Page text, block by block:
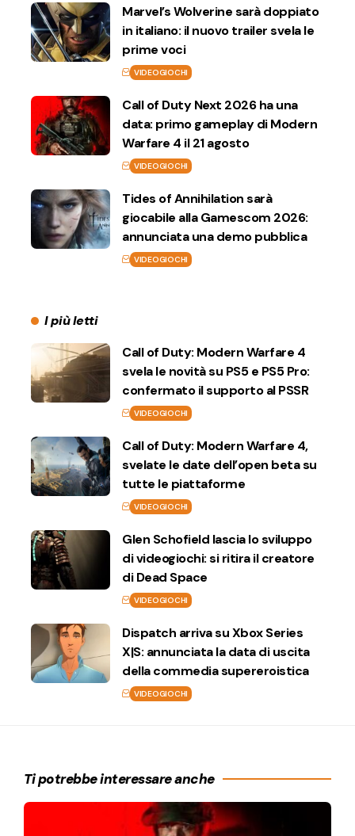
Marvel’s Wolverine sarà doppiato
in italiano: il nuovo trailer svela le
prime voci
VIDEOGIOCHI
Call of Duty Next 2026 ha una
data: primo gameplay di Modern
Warfare 4 il 21 agosto
VIDEOGIOCHI
Tides of Annihilation sarà
giocabile alla Gamescom 2026:
annunciata una demo pubblica
VIDEOGIOCHI
I più letti
Call of Duty: Modern Warfare 4
svela le novità su PS5 e PS5 Pro:
confermato il supporto al PSSR
VIDEOGIOCHI
Call of Duty: Modern Warfare 4,
svelate le date dell’open beta su
tutte le piattaforme
VIDEOGIOCHI
Glen Schofield lascia lo sviluppo
di videogiochi: si ritira il creatore
di Dead Space
VIDEOGIOCHI
Dispatch arriva su Xbox Series
X|S: annunciata la data di uscita
della commedia supereroistica
VIDEOGIOCHI
Ti potrebbe interessare anche